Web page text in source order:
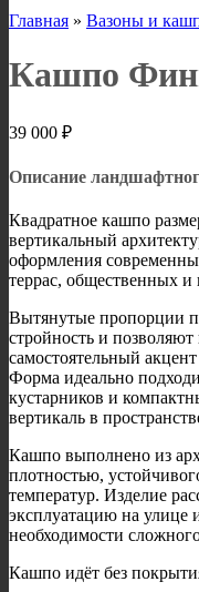
Главная » Вазоны и
Кашпо
39 000 ₽
Описание
Квадратное кашпо
вертикальный
оформления
террас, общественных и
Вытянутые пропорции
стройность и
самостоятельный
Форма идеально
кустарников и
вертикаль в
Кашпо выполнено из
плотностью,
температур. Изделие
эксплуатацию на улице
необходимости
Кашпо идёт без